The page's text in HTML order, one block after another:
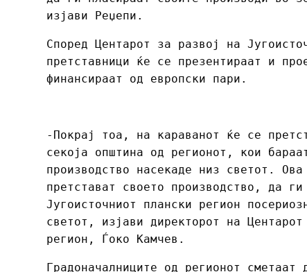
изјави Реџепи.
Според Центарот за развој на
претставници ќе се презентираат и
финансираат од европски пари.
-Покрај тоа, на караванот ќе се
секоја општина од регионот, кои
производство насекаде низ светот.
претстават своето производство, да
Југоисточниот плански регион
светот, изјави директорот на
регион, Ѓоко Камчев.
Градоначалниците од регионот